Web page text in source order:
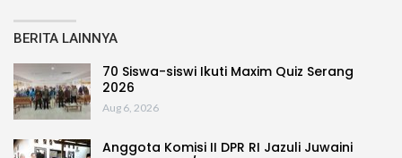
BERITA LAINNYA
70 Siswa-siswi Ikuti Maxim Quiz Serang
2026
Aug 6, 2026
Anggota Komisi II DPR RI Jazuli Juwaini